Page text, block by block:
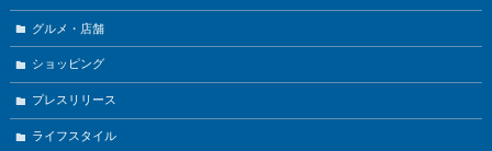
グルメ・店舗
ショッピング
プレスリリース
ライフスタイル